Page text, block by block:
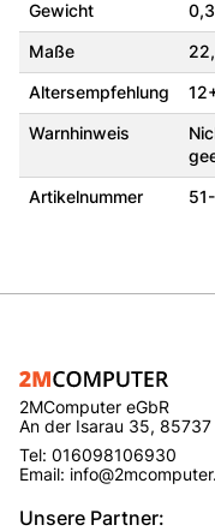
Gewicht
Maße
Altersempfehlung
Warnhinweis
Artikelnummer
2MComputer eGbR
An der Isarau 35,
Tel: 016098106930
Email:
Unsere Partner: